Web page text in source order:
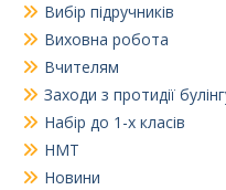
Вибір підручників
Виховна робота
Вчителям
Заходи з протидії
Набір до 1-х класів
НМТ
Новини